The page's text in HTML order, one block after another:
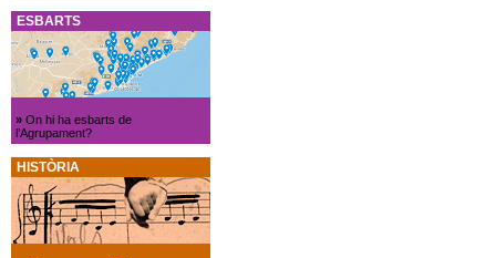
ESBARTS
»On hi ha esbarts de
l’Agrupament?
HISTÒRIA